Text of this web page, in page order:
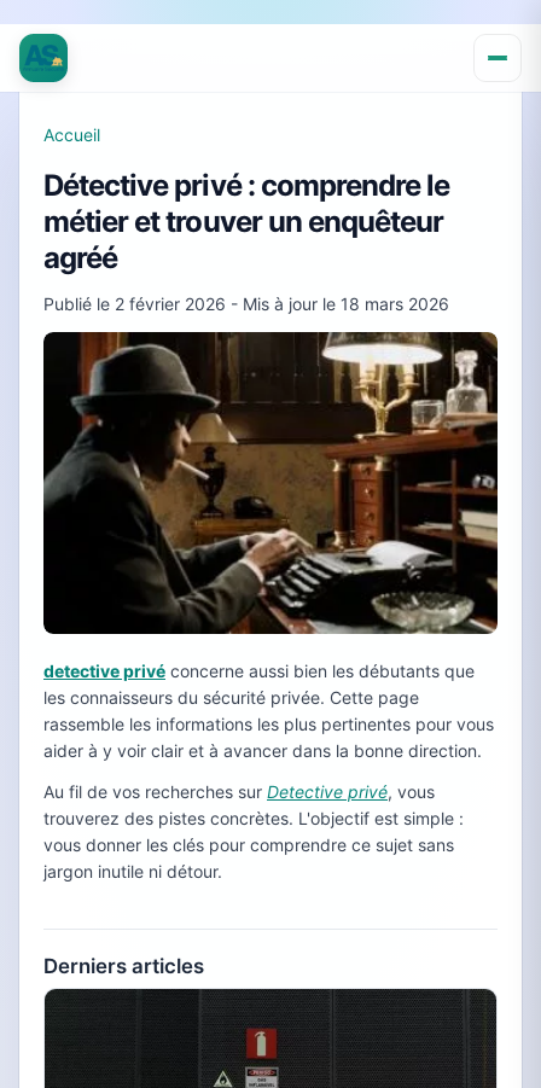
Accueil
Détective privé : comprendre le
métier et trouver un enquêteur
agréé
Publié le 2 février 2026 - Mis à jour le 18 mars 2026
detective privé concerne aussi bien les débutants que
les connaisseurs du sécurité privée. Cette page
rassemble les informations les plus pertinentes pour vous
aider à y voir clair et à avancer dans la bonne direction.
Au fil de vos recherches sur Detective privé, vous
trouverez des pistes concrètes. L'objectif est simple :
vous donner les clés pour comprendre ce sujet sans
jargon inutile ni détour.
Derniers articles